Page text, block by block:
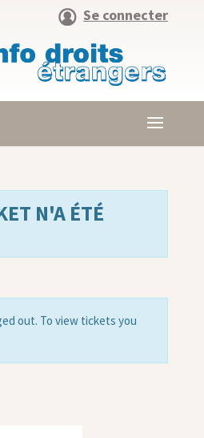
Se connecter
N'A ÉTÉ
out. To view tickets you